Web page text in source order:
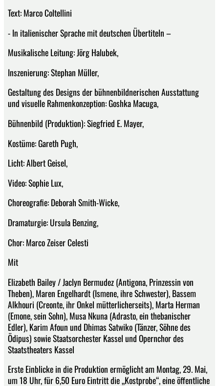
Text: Marco Coltellini
- In italienischer Sprache mit deutschen Übertiteln –
Musikalische Leitung: Jörg Halubek,
Inszenierung: Stephan Müller,
Gestaltung des Designs der bühnenbildnerischen Ausstattung
und visuelle Rahmenkonzeption: Goshka Macuga,
Bühnenbild (Produktion): Siegfried E. Mayer,
Kostüme: Gareth Pugh,
Licht: Albert Geisel,
Video: Sophie Lux,
Choreografie: Deborah Smith-Wicke,
Dramaturgie: Ursula Benzing,
Chor: Marco Zeiser Celesti
Mit
Elizabeth Bailey / Jaclyn Bermudez (Antigona, Prinzessin von
Theben), Maren Engelhardt (Ismene, ihre Schwester), Bassem
Alkhouri (Creonte, ihr Onkel mütterlicherseits), Marta Herman
(Emone, sein Sohn), Musa Nkuna (Adrasto, ein thebanischer
Edler), Karim Afoun und Dhimas Satwiko (Tänzer, Söhne des
Ödipus) sowie Staatsorchester Kassel und Opernchor des
Staatstheaters Kassel
Erste Einblicke in die Produktion ermöglicht am Montag, 29. Mai,
um 18 Uhr, für 6,50 Euro Eintritt die „Kostprobe“, eine öffentliche